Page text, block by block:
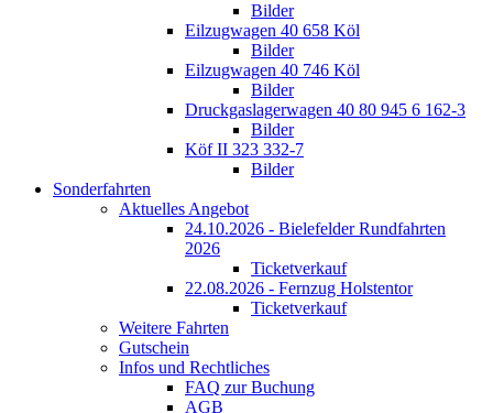
Bilder
Eilzugwagen 40 658 Köl
Bilder
Eilzugwagen 40 746 Köl
Bilder
Druckgaslagerwagen 40 80 945 6 162-3
Bilder
Köf II 323 332-7
Bilder
Sonderfahrten
Aktuelles Angebot
24.10.2026 - Bielefelder Rundfahrten
2026
Ticketverkauf
22.08.2026 - Fernzug Holstentor
Ticketverkauf
Weitere Fahrten
Gutschein
Infos und Rechtliches
FAQ zur Buchung
AGB